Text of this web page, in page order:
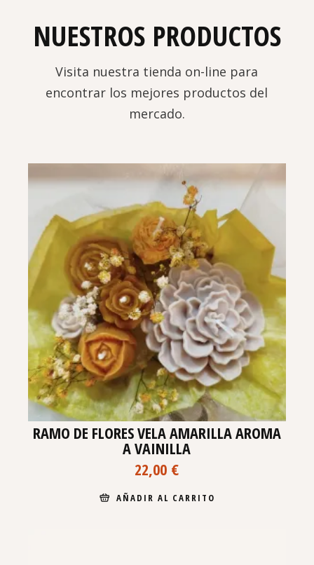
NUESTROS PRODUCTOS
Visita nuestra tienda on-line para
encontrar los mejores productos del
mercado.
RAMO DE FLORES VELA AMARILLA AROMA
A VAINILLA
22,00 €
AÑADIR AL CARRITO